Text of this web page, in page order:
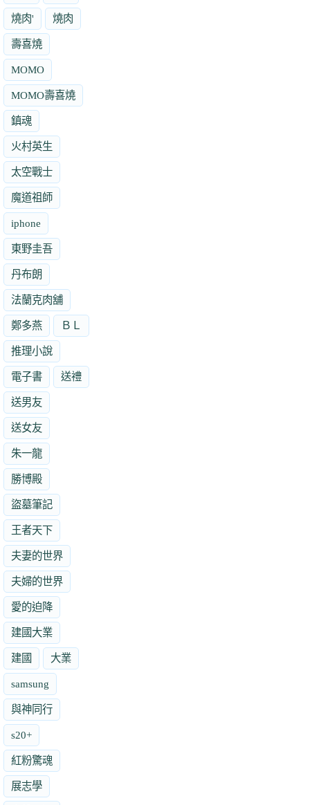
燒肉' 燒肉
壽喜燒
MOMO
MOMO壽喜燒
鎮魂
火村英生
太空戰士
魔道祖師
iphone
東野圭吾
丹布朗
法蘭克肉舖
鄭多燕 ＢＬ
推理小說
電子書 送禮
送男友
送女友
朱一龍
勝博殿
盜墓筆記
王者天下
夫妻的世界
夫婦的世界
愛的迫降
建國大業
建國 大業
samsung
與神同行
s20+
紅粉驚魂
展志學